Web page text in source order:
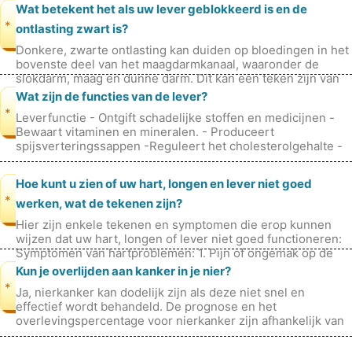
*
Wat betekent het als uw lever geblokkeerd is en de
ontlasting zwart is?
Donkere, zwarte ontlasting kan duiden op bloedingen in het
bovenste deel van het maagdarmkanaal, waaronder de
slokdarm, maag en dunne darm. Dit kan een teken zijn van
een ernstige medische a
*
Wat zijn de functies van de lever?
Leverfunctie - Ontgift schadelijke stoffen en medicijnen -
Bewaart vitaminen en mineralen. - Produceert
spijsverteringssappen -Reguleert het cholesterolgehalte -
Verwijdert afvalproducten
*
Hoe kunt u zien of uw hart, longen en lever niet goed
werken, wat de tekenen zijn?
Hier zijn enkele tekenen en symptomen die erop kunnen
wijzen dat uw hart, longen of lever niet goed functioneren:
Symptomen van hartproblemen: 1. Pijn of ongemak op de
borst (angina pecto
*
Kun je overlijden aan kanker in je nier?
Ja, nierkanker kan dodelijk zijn als deze niet snel en
effectief wordt behandeld. De prognose en het
overlevingspercentage voor nierkanker zijn afhankelijk van
verschillende factoren, waaron